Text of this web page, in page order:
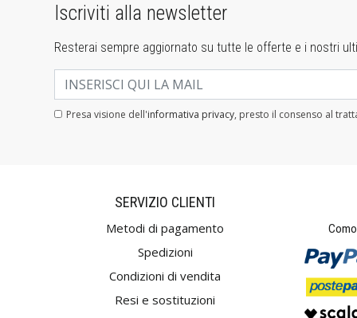
Iscriviti alla newsletter
Resterai sempre aggiornato su tutte le offerte e i nostri
Presa visione dell'informativa privacy, presto il consenso al
SERVIZIO CLIENTI
Metodi di pagamento
Spedizioni
Condizioni di vendita
Resi e sostituzioni